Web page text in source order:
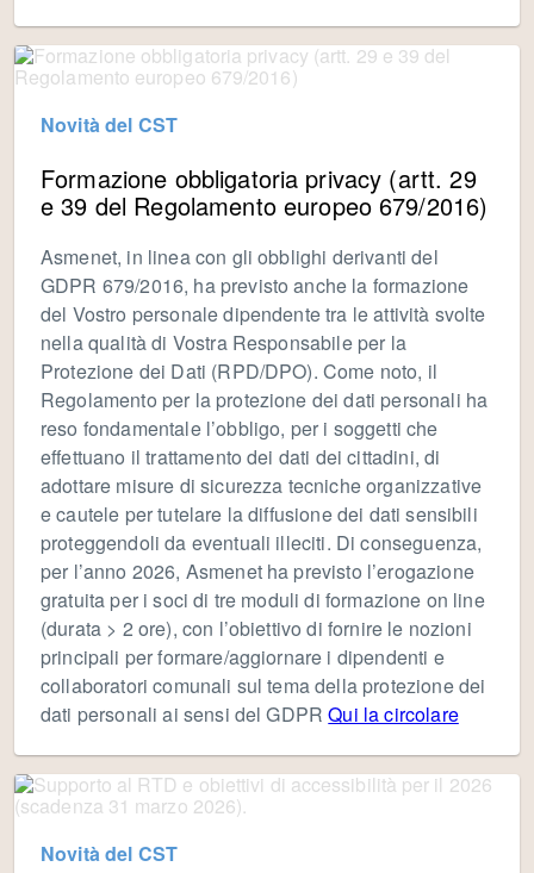
Novità del CST
Formazione obbligatoria privacy (artt. 29
e 39 del Regolamento europeo 679/2016)
Asmenet, in linea con gli obblighi derivanti del
GDPR 679/2016, ha previsto anche la formazione
del Vostro personale dipendente tra le attività svolte
nella qualità di Vostra Responsabile per la
Protezione dei Dati (RPD/DPO). Come noto, il
Regolamento per la protezione dei dati personali ha
reso fondamentale l’obbligo, per i soggetti che
effettuano il trattamento dei dati dei cittadini, di
adottare misure di sicurezza tecniche organizzative
e cautele per tutelare la diffusione dei dati sensibili
proteggendoli da eventuali illeciti. Di conseguenza,
per l’anno 2026, Asmenet ha previsto l’erogazione
gratuita per i soci di tre moduli di formazione on line
(durata > 2 ore), con l’obiettivo di fornire le nozioni
principali per formare/aggiornare i dipendenti e
collaboratori comunali sul tema della protezione dei
dati personali ai sensi del GDPRQui la circolare
Novità del CST